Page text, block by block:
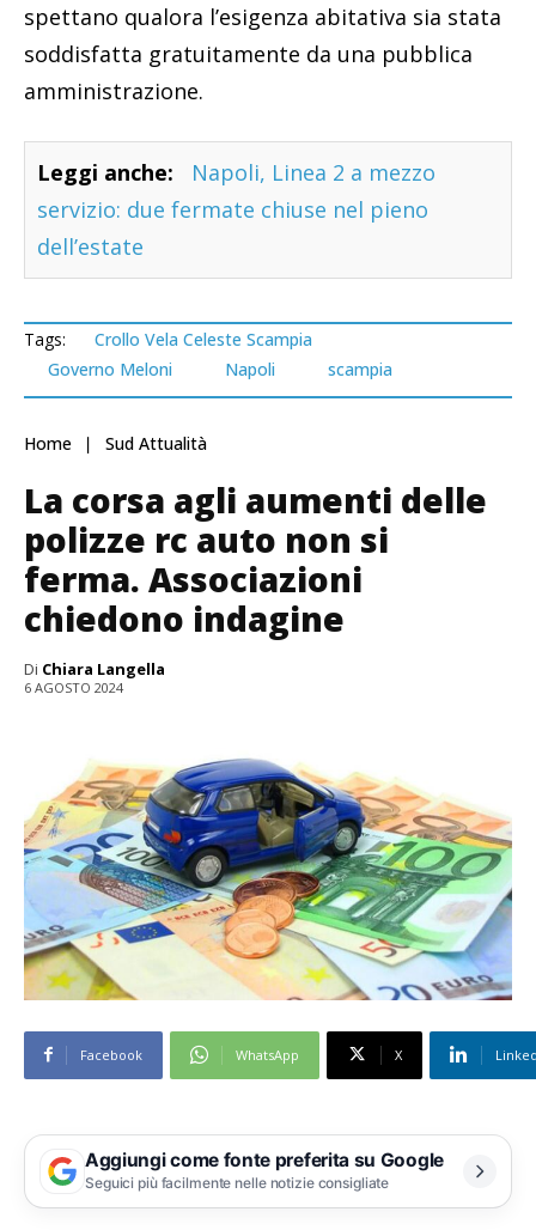
spettano qualora l’esigenza abitativa sia stata
soddisfatta gratuitamente da una pubblica
amministrazione.
Leggi anche:
Napoli, Linea 2 a mezzo
servizio: due fermate chiuse nel pieno
dell’estate
Tags:
Crollo Vela Celeste Scampia
Governo Meloni
Napoli scampia
Home Sud Attualità
La corsa agli aumenti delle
polizze rc auto non si
ferma. Associazioni
chiedono indagine
Di Chiara Langella
6 AGOSTO 2024
Facebook WhatsApp X
Aggiungi come fonte preferita su Google
Seguici più facilmente nelle notizie consigliate